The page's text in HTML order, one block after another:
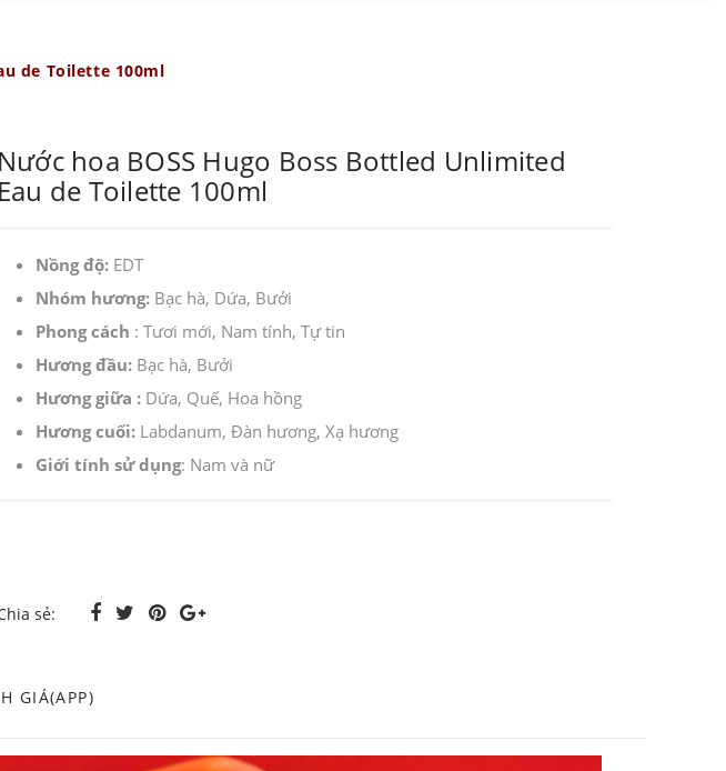
de Toilette 100ml
Nước hoa BOSS Hugo Boss Bottled Unlimited
Eau de Toilette 100ml
Nồng độ: EDT
Nhóm hương: Bạc hà, Dứa, Bưởi
Phong cách : Tươi mới, Nam tính, Tự tin
Hương đầu: Bạc hà, Bưởi
Hương giữa : Dứa, Quế, Hoa hồng
Hương cuối: Labdanum, Đàn hương, Xạ hương
Giới tính sử dụng: Nam và nữ
sẻ:
GIÁ(APP)